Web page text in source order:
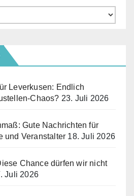
Leverkusen: Endlich
Chaos? 23. Juli 2026
Gute Nachrichten für
und Veranstalter 18. Juli 2026
Chance dürfen wir nicht
Juli 2026